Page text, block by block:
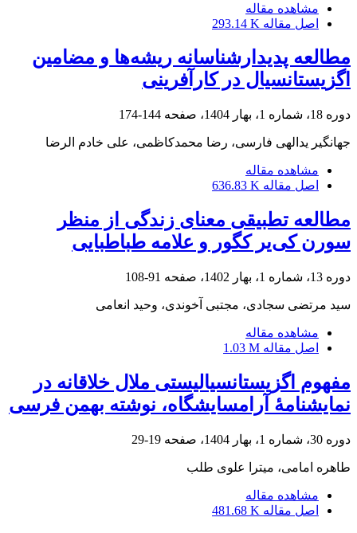
مشاهده مقاله
اصل مقاله 293.14 K
مطالعه پدیدارشناسانه ریشه‌ها و مضامین
اگزیستانسیال در کارآفرینی
دوره 18، شماره 1، بهار 1404، صفحه 144-174
جهانگیر یدالهی فارسی، رضا محمدکاظمی، علی خادم الرضا
مشاهده مقاله
اصل مقاله 636.83 K
مطالعه تطبیقی معنای زندگی از منظر
سورن کی‌یر کگور و علامه طباطبایی
دوره 13، شماره 1، بهار 1402، صفحه 91-108
سید مرتضی سجادی، مجتبی آخوندی، وحید انعامی
مشاهده مقاله
اصل مقاله 1.03 M
مفهوم اگزیستانسیالیستی ملال خلاقانه در
نمایشنامۀ آرامسایشگاه، نوشته بهمن فرسی
دوره 30، شماره 1، بهار 1404، صفحه 19-29
طاهره امامی، میترا علوی طلب
مشاهده مقاله
اصل مقاله 481.68 K